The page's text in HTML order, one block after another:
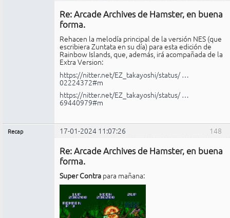
Re: Arcade Archives de Hamster, en buena
forma.
Rehacen la melodía principal de la versión NES (que
escribiera Zuntata en su día) para esta edición de
Rainbow Islands, que, además, irá acompañada de la
Extra Version:
https://nitter.net/EZ_takayoshi/status/ …
02224372#m
https://nitter.net/EZ_takayoshi/status/ …
69440979#m
148
Recap 17-01-2024 11:07:26
Re: Arcade Archives de Hamster, en buena
forma.
Super Contra para mañana: